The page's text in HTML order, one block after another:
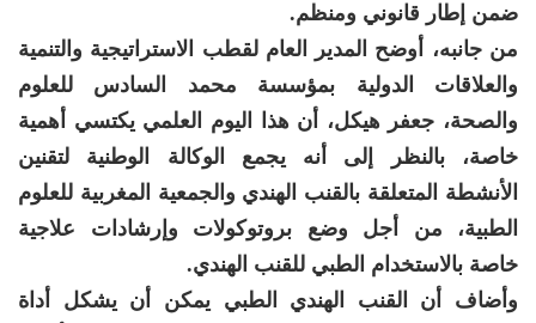
ضمن إطار قانوني ومنظم.
من جانبه، أوضح المدير العام لقطب الاستراتيجية والتنمية
والعلاقات الدولية بمؤسسة محمد السادس للعلوم
والصحة، جعفر هيكل، أن هذا اليوم العلمي يكتسي أهمية
خاصة، بالنظر إلى أنه يجمع الوكالة الوطنية لتقنين
الأنشطة المتعلقة بالقنب الهندي والجمعية المغربية للعلوم
الطبية، من أجل وضع بروتوكولات وإرشادات علاجية
خاصة بالاستخدام الطبي للقنب الهندي.
وأضاف أن القنب الهندي الطبي يمكن أن يشكل أداة